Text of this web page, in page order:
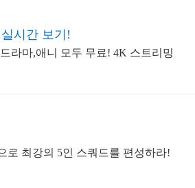
시간 보기!
라마,애니 모두 무료! 4K 스트리밍
로 최강의 5인 스쿼드를 편성하라!